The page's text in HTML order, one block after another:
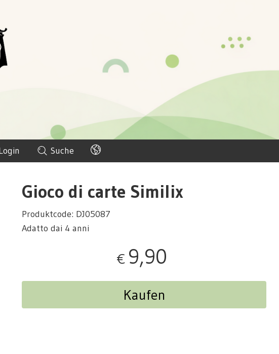
Suche
Gioco di carte Similix
Produktcode: DJ05087
Adatto dai 4 anni
€ 9,90
Kaufen